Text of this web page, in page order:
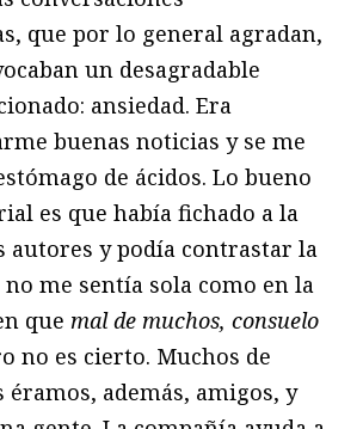
que por lo general agradan,
un desagradable
ansiedad. Era
buenas noticias y se me
de ácidos. Lo bueno
es que había fichado a la
autores y podía contrastar la
me sentía sola como en la
que mal de muchos, consuelo
no es cierto. Muchos de
éramos, además, amigos, y